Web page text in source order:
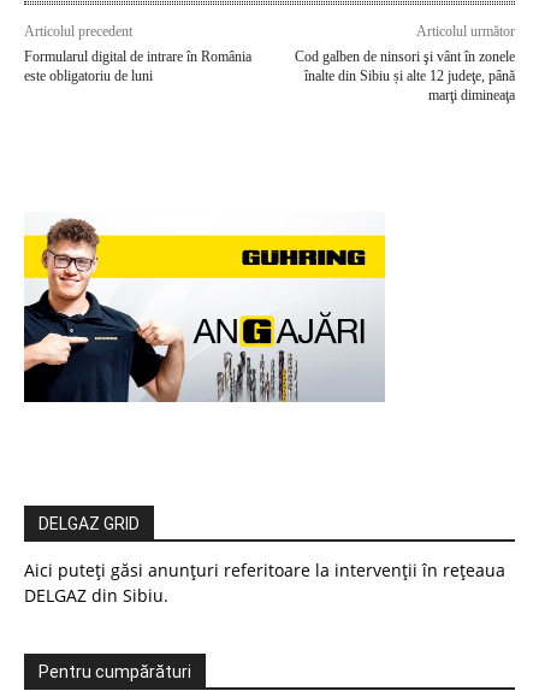
Articolul precedent
Formularul digital de intrare în România
este obligatoriu de luni
Articolul următor
Cod galben de ninsori şi vânt în zonele
înalte din Sibiu și alte 12 judeţe, până
marţi dimineaţa
DELGAZ GRID
Aici puteți găsi anunțuri referitoare la intervenții în rețeaua
DELGAZ din Sibiu.
Pentru cumpărături